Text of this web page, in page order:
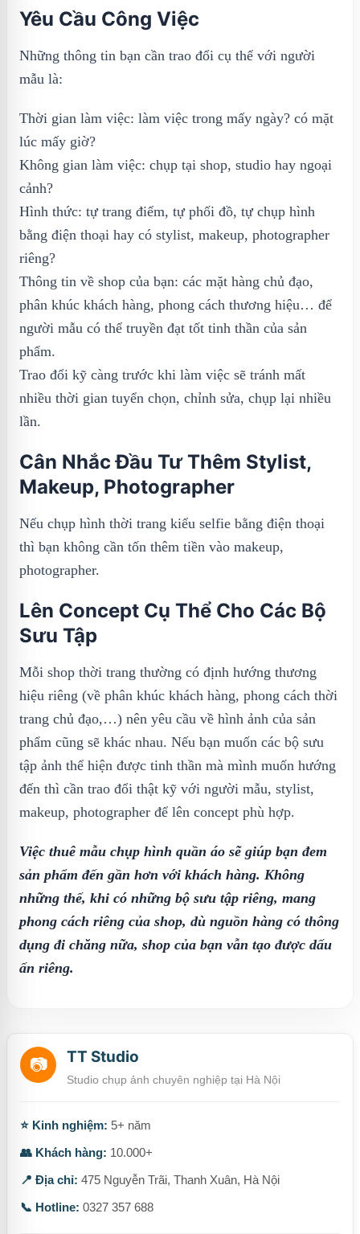
Yêu Cầu Công Việc
Những thông tin bạn cần trao đổi cụ thể với người
mẫu là:
Thời gian làm việc: làm việc trong mấy ngày? có mặt
lúc mấy giờ?
Không gian làm việc: chụp tại shop, studio hay ngoại
cảnh?
Hình thức: tự trang điểm, tự phối đồ, tự chụp hình
bằng điện thoại hay có stylist, makeup, photographer
riêng?
Thông tin về shop của bạn: các mặt hàng chủ đạo,
phân khúc khách hàng, phong cách thương hiệu… để
người mẫu có thể truyền đạt tốt tinh thần của sản
phẩm.
Trao đổi kỹ càng trước khi làm việc sẽ tránh mất
nhiều thời gian tuyển chọn, chỉnh sửa, chụp lại nhiều
lần.
Cân Nhắc Đầu Tư Thêm Stylist,
Makeup, Photographer
Nếu chụp hình thời trang kiểu selfie bằng điện thoại
thì bạn không cần tốn thêm tiền vào makeup,
photographer.
Lên Concept Cụ Thể Cho Các Bộ
Sưu Tập
Mỗi shop thời trang thường có định hướng thương
hiệu riêng (về phân khúc khách hàng, phong cách thời
trang chủ đạo,…) nên yêu cầu về hình ảnh của sản
phẩm cũng sẽ khác nhau. Nếu bạn muốn các bộ sưu
tập ảnh thể hiện được tinh thần mà mình muốn hướng
đến thì cần trao đổi thật kỹ với người mẫu, stylist,
makeup, photographer để lên concept phù hợp.
Việc thuê mẫu chụp hình quần áo sẽ giúp bạn đem
sản phẩm đến gần hơn với khách hàng. Không
những thế, khi có những bộ sưu tập riêng, mang
phong cách riêng của shop, dù nguồn hàng có thông
dụng đi chăng nữa, shop của bạn vẫn tạo được dấu
ấn riêng.
📷 TT Studio
Studio chụp ảnh chuyên nghiệp tại Hà Nội
⭐ Kinh nghiệm: 5+ năm
👥 Khách hàng: 10.000+
📍 Địa chỉ: 475 Nguyễn Trãi, Thanh Xuân, Hà Nội
📞 Hotline: 0327 357 688